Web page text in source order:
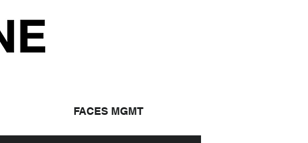
FACES MGMT